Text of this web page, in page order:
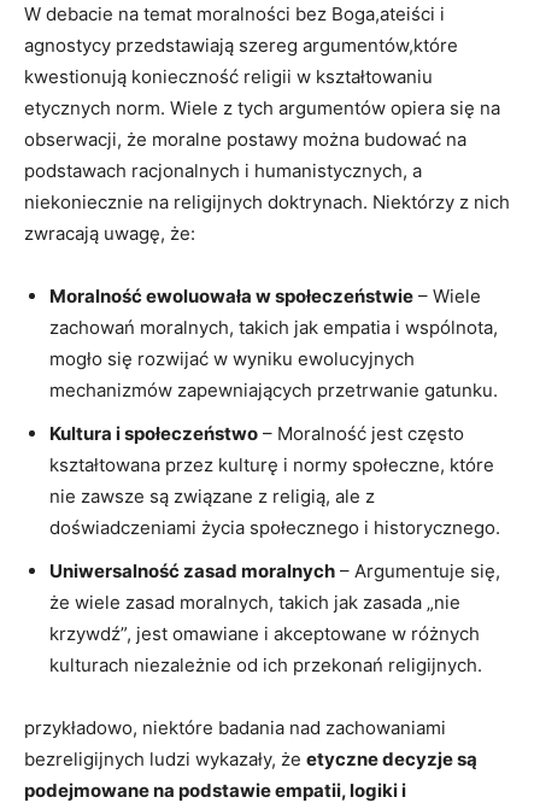
W debacie na‌ temat moralności bez‍ Boga,ateiści⁢ i
agnostycy‌ przedstawiają szereg argumentów,które
kwestionują ⁤konieczność religii w kształtowaniu
etycznych norm. Wiele z tych argumentów opiera się na
obserwacji, że moralne⁢ postawy można ⁤budować na
podstawach ⁢racjonalnych i humanistycznych, a
‌niekoniecznie ​na ​religijnych doktrynach. Niektórzy z nich‌
zwracają uwagę, że:
Moralność ⁢ewoluowała ‌w społeczeństwie – Wiele
zachowań ⁣moralnych, takich jak empatia ‌i wspólnota,
mogło się rozwijać w⁤ wyniku ewolucyjnych
mechanizmów zapewniających przetrwanie gatunku.
Kultura i społeczeństwo – Moralność jest często
kształtowana przez ‍kulturę i normy społeczne,⁢ które
nie ‍zawsze są⁢ związane⁣ z religią, ale z
doświadczeniami życia społecznego i historycznego.
Uniwersalność zasad moralnych – Argumentuje się,
że ‍wiele zasad‌ moralnych, takich jak zasada „nie
⁤krzywdź”, jest omawiane i akceptowane​ w⁤ różnych
kulturach niezależnie od ich przekonań religijnych.
przykładowo, ⁤niektóre badania nad zachowaniami
bezreligijnych ludzi wykazały, że etyczne decyzje są
podejmowane na podstawie empatii, logiki i ​